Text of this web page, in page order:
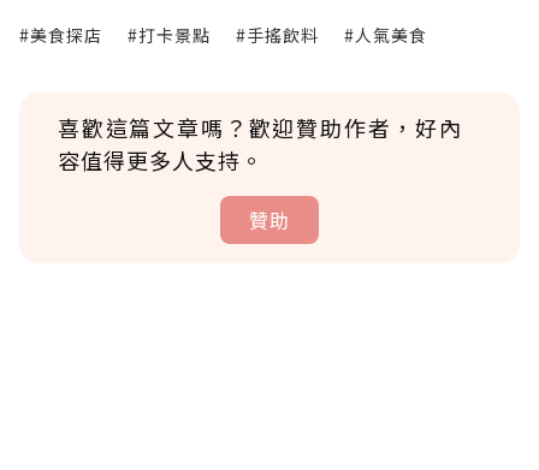
#美食探店 #打卡景點 #手搖飲料 #人氣美食
喜歡這篇文章嗎？歡迎贊助作者，好內
容值得更多人支持。
贊助